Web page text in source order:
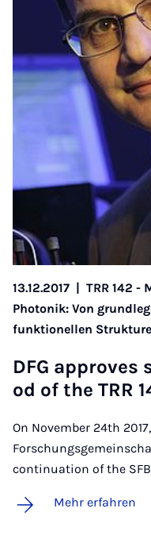
13.12.2017 | TRR 142 -
Photonik: Von
funktionellen
DFG
od of the TRR
On November 24th
continuation of the SFB
Mehr erfahren